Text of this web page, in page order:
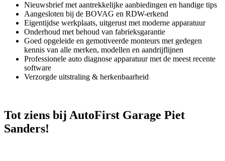
Nieuwsbrief met aantrekkelijke aanbiedingen en handige tips
Aangesloten bij de BOVAG en RDW-erkend
Eigentijdse werkplaats, uitgerust met moderne apparatuur
Onderhoud met behoud van fabrieksgarantie
Goed opgeleide en gemotiveerde monteurs met gedegen
kennis van alle merken, modellen en aandrijflijnen
Professionele auto diagnose apparatuur met de meest recente
software
Verzorgde uitstraling & herkenbaarheid
Tot ziens bij AutoFirst Garage Piet
Sanders!